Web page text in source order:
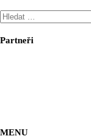
Vyhledávání
Partneři
MENU